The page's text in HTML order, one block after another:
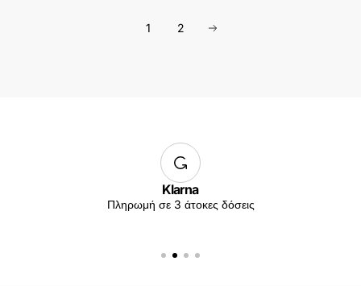
1 2
Klarna
Πληρωμή σε 3 άτοκες δόσεις